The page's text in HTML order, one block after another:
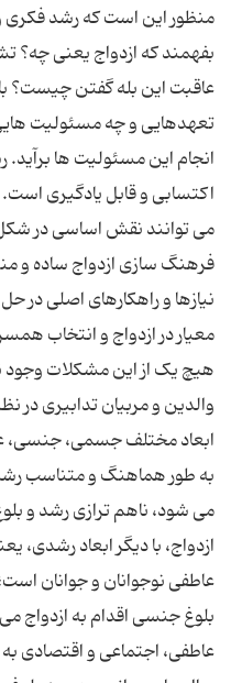
منظور این است که رشد فکرى
بفهمند که ازدواج یعنى چه؟
عاقبت این بله گفتن چیست؟
تعهدهایى و چه مسئولیت هایى
انجام این مسئولیت ها برآید.
اکتسابى و قابل یادگیرى
مى توانند نقش اساسى در
فرهنگ سازى ازدواج ساده و
نیازها و راهکارهاى اصلى در
معیار در ازدواج و انتخاب
هیچ یک از این مشکلات وجود
والدین و مربیان تدابیرى در
ابعاد مختلف جسمى، جنسى،
به طور هماهنگ و متناسب
مى شود، ناهم ترازى رشد و
ازدواج، با دیگر ابعاد رشدى،
عاطفى نوجوانان و جوانان
بلوغ جنسى اقدام به ازدواج
عاطفى، اجتماعى و اقتصادى